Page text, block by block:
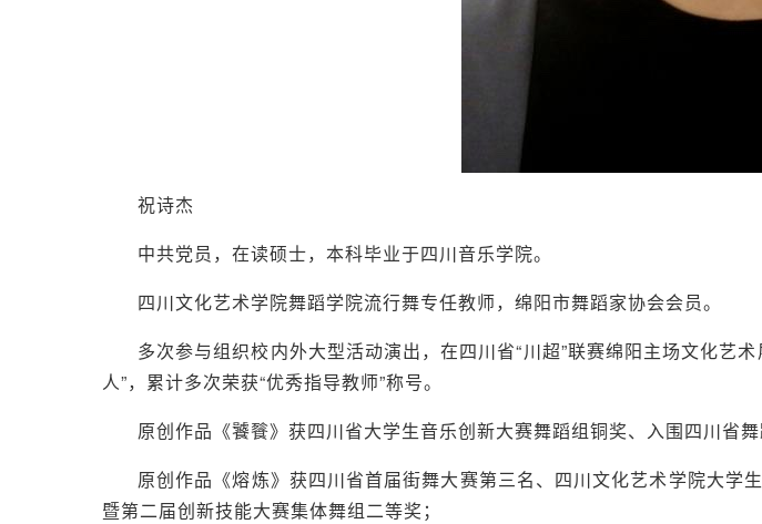
祝诗杰
中共党员，在读硕士，本科毕业于四川音乐学院。
四川文化艺术学院舞蹈学院流行舞专任教师，绵阳市舞蹈家协会会员。
多次参与组织校内外大型活动演出，在四川省“川超”联赛绵阳主场文化艺
人”，累计多次荣获“优秀指导教师”称号。
原创作品《饕餮》获四川省大学生音乐创新大赛舞蹈组铜奖、入围四川省
原创作品《熔炼》获四川省首届街舞大赛第三名、四川文化艺术学院大
暨第二届创新技能大赛集体舞组二等奖；